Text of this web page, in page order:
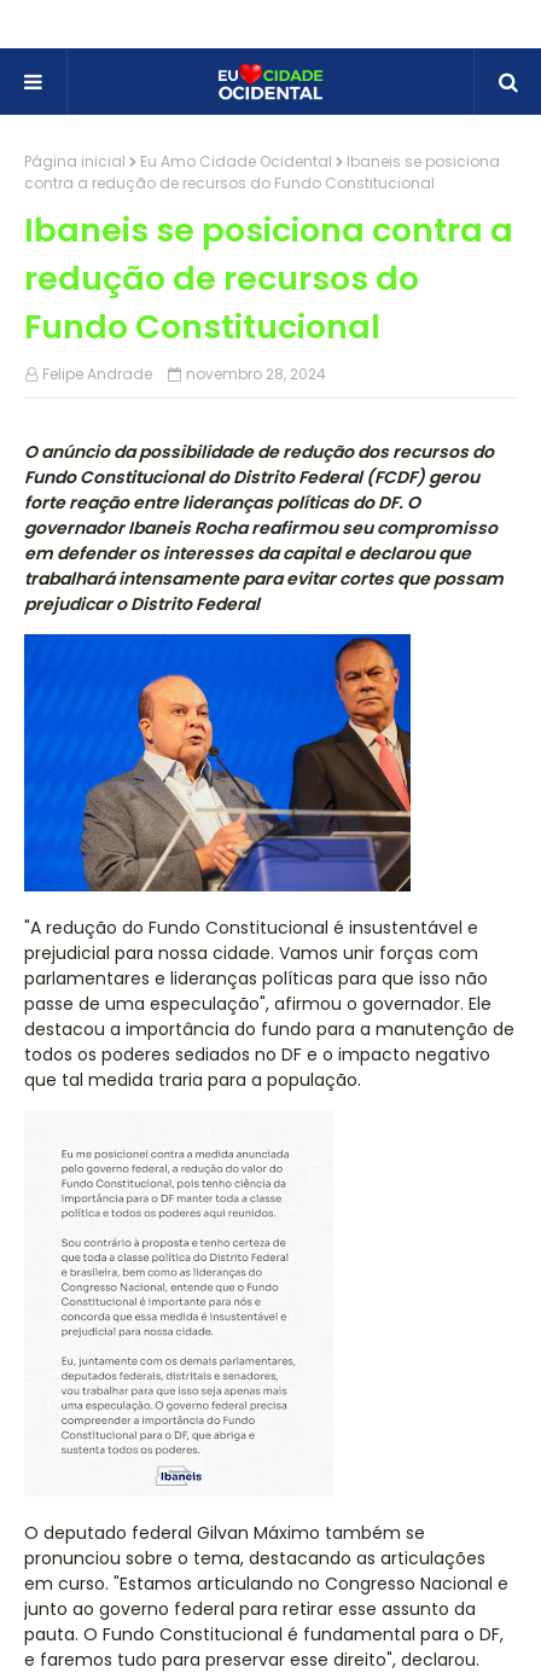
Página inicial Eu Amo Cidade Ocidental
Ibaneis se posiciona
contra a redução de recursos do Fundo Constitucional
Ibaneis se posiciona contra a
redução de recursos do
Fundo Constitucional
Felipe Andrade novembro 28, 2024
O anúncio da possibilidade de redução dos recursos do
Fundo Constitucional do Distrito Federal (FCDF) gerou
forte reação entre lideranças políticas do DF. O
governador Ibaneis Rocha reafirmou seu compromisso
em defender os interesses da capital e declarou que
trabalhará intensamente para evitar cortes que possam
prejudicar o Distrito Federal
"A redução do Fundo Constitucional é insustentável e
prejudicial para nossa cidade. Vamos unir forças com
parlamentares e lideranças políticas para que isso não
passe de uma especulação", afirmou o governador. Ele
destacou a importância do fundo para a manutenção de
todos os poderes sediados no DF e o impacto negativo
que tal medida traria para a população.
O deputado federal Gilvan Máximo também se
pronunciou sobre o tema, destacando as articulações
em curso. "Estamos articulando no Congresso Nacional e
junto ao governo federal para retirar esse assunto da
pauta. O Fundo Constitucional é fundamental para o DF,
e faremos tudo para preservar esse direito", declarou.